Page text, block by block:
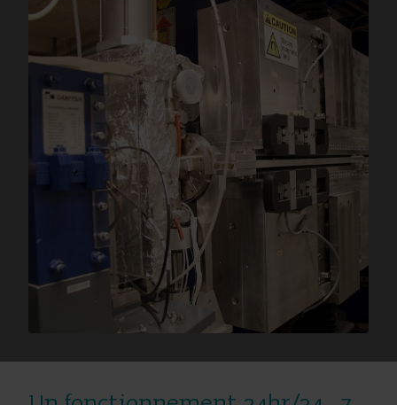
Nos solutions
Notre engagement pour un avenir plus vert nous pousse à
créer des solutions qui permettent à nos clients de
réduire le gaspillage d’eau, d’améliorer les services
publics, d’optimiser l’efficacité énergétique et de gérer
Solutions pour l’eau